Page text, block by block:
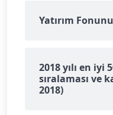
Yatırım
2018 yılı en iyi
sıralaması ve
2018)